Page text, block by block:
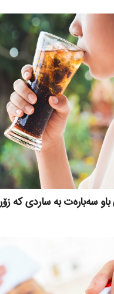
سەبارەت بە ساردی کە